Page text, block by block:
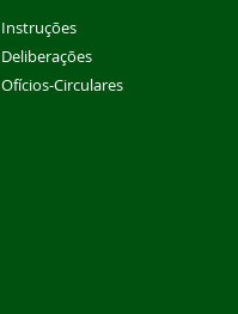
Instruções
Deliberações
Ofícios-Circulares